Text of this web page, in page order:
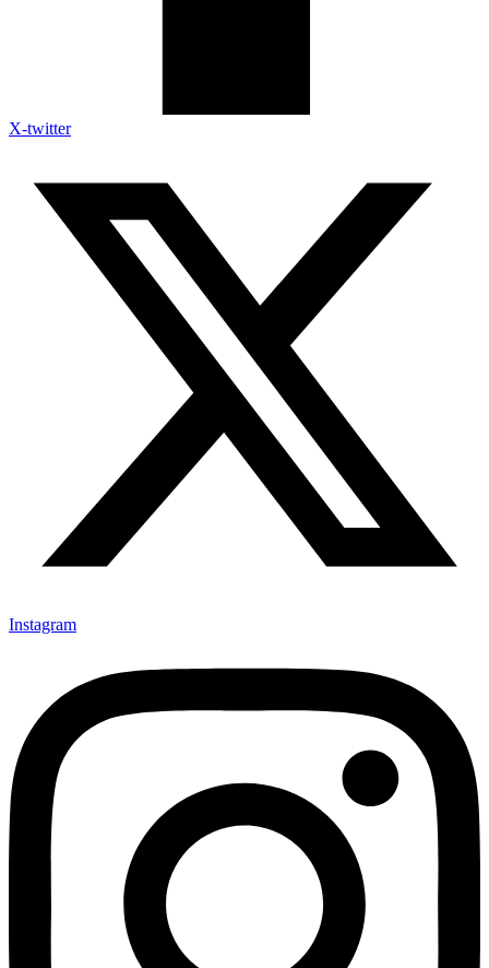
X-twitter
Instagram